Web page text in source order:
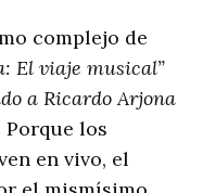
complejo de
El viaje musical”
a Ricardo Arjona
Porque los
en vivo, el